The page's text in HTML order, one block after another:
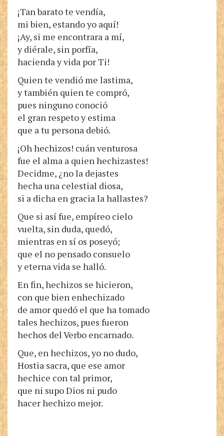
¡Tan barato te vendía,
mi bien, estando yo aquí!
¡Ay, si me encontrara a mí,
y diérale, sin porfía,
hacienda y vida por Ti!
Quien te vendió me lastima,
y también quien te compró,
pues ninguno conoció
el gran respeto y estima
que a tu persona debió.
¡Oh hechizos! cuán venturosa
fue el alma a quien hechizastes!
Decidme, ¿no la dejastes
hecha una celestial diosa,
si a dicha en gracia la hallastes?
Que si así fue, empíreo cielo
vuelta, sin duda, quedó,
mientras en sí os poseyó;
que el no pensado consuelo
y eterna vida se halló.
En fin, hechizos se hicieron,
con que bien enhechizado
de amor quedó el que ha tomado
tales hechizos, pues fueron
hechos del Verbo encarnado.
Que, en hechizos, yo no dudo,
Hostia sacra, que ese amor
hechice con tal primor,
que ni supo Dios ni pudo
hacer hechizo mejor.